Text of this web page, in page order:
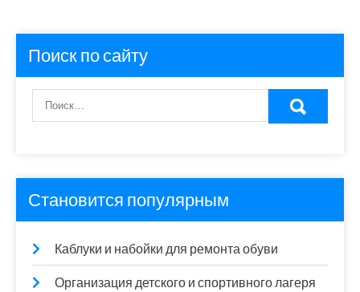
Поиск по сайту
Становится популярным
Каблуки и набойки для ремонта обуви
Организация детского и спортивного лагеря